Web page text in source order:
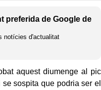
preferida de Google de
notícies d'actualitat
aquest diumenge al pic
sospita que podria ser el